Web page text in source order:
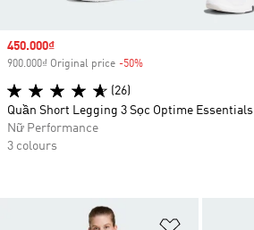
Sale price
450.000₫
900.000₫ Original price -50%
(26)
Quần Short Legging 3 Sọc Optime Essentials
Nữ Performance
3 colours